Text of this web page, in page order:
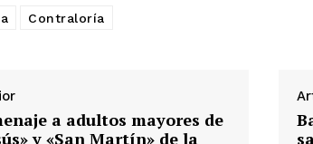
Contraloría
a adultos mayores de
y «San Martín» de la